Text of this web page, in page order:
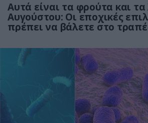
Αυτά είναι τα φρούτα και
Αυγούστου: Οι εποχικές
πρέπει να βάλετε στο